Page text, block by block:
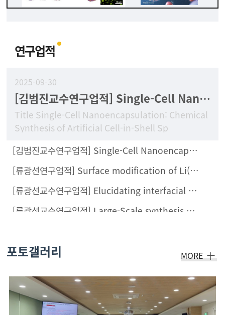
연구업적
2025-09-30
[김범진교수연구업적] Single-Cell Nanoencapsulation: Chemical Synthesis of Artificial Cell-in-Shell Spores
Title Single-Cell Nanoencapsulation: Chemical
Synthesis of Artificial Cell-in-Shell Sp
[김범진교수연구업적] Single-Cell Nanoencapsulation Enables Fabrication of Probiotics-Loaded Hydrogel Dressing with Improved Wound Healing Efficacy In Vivo
[류광선연구업적] Surface modification of Li(Ni0.8Co0.1Mn0.1)O2 with Li2ZrCl6 halide solid electrolyte for all-solid-state batteries
[류광선교수연구업적] Elucidating interfacial behaviors of Li-ion argyrodites through μ-cavity electrode analysis
[류광선교수연구업적] Large-Scale synthesis of metal halide doped Li7P2S8X solid electrolytes and their compatibility with organic solvents and binders
포토갤러리 MORE